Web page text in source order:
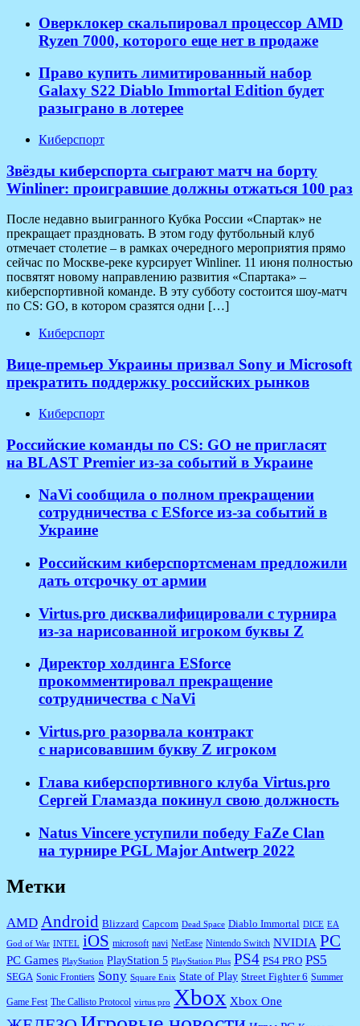
Оверклокер скальпировал процессор AMD
Ryzen 7000, которого еще нет в продаже
Право купить лимитированный набор
Galaxy S22 Diablo Immortal Edition будет
разыграно в лотерее
Киберспорт
Звёзды киберспорта сыграют матч на борту
Winliner: проигравшие должны отжаться 100 раз
После недавно выигранного Кубка России «Спартак» не
прекращает праздновать. В этом году футбольный клуб
отмечает столетие – в рамках очередного мероприятия прямо
сейчас по Москве-реке курсирует Winliner. 11 июня полностью
посвятят новому направлению развития «Спартака» –
киберспортивной команде. В эту субботу состоится шоу-матч
по CS: GO, в котором сразятся одни […]
Киберспорт
Вице-премьер Украины призвал Sony и Microsoft
прекратить поддержку российских рынков
Киберспорт
Российские команды по CS: GO не пригласят
на BLAST Premier из-за событий в Украине
NaVi сообщила о полном прекращении
сотрудничества с ESforce из-за событий в
Украине
Российским киберспортсменам предложили
дать отсрочку от армии
Virtus.pro дисквалифицировали с турнира
из-за нарисованной игроком буквы Z
Директор холдинга ESforce
прокомментировал прекращение
сотрудничества с NaVi
​Virtus.pro разорвала контракт
с нарисовавшим букву Z игроком
Глава киберспортивного клуба Virtus.pro
Сергей Гламазда покинул свою должность
Natus Vincere уступили победу FaZe Clan
на турнире PGL Major Antwerp 2022
Метки
AMD Android Blizzard Capcom Dead Space Diablo Immortal DICE EA
God of War INTEL iOS microsoft navi NetEase Nintendo Switch NVIDIA PC
PC Games PlayStation PlayStation 5 PlayStation Plus PS4 PS4 PRO PS5
SEGA Sonic Frontiers Sony Square Enix State of Play Street Fighter 6 Summer
Game Fest The Callisto Protocol virtus pro Xbox Xbox One